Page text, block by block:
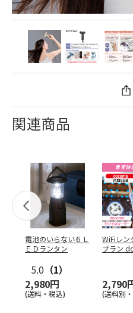
関連商品
電池のいらない６Ｌ
ＥＤランタン
5.0 （1）
2,980円
(送料・税込)
WiFiレン
プラン
2,790
(送料別